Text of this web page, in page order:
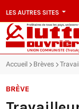
LES AUTRES SITES
Accueil Brèves
BRÈVE